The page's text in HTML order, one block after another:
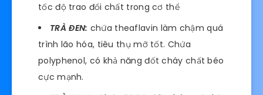
tốc độ trao đổi chất trong cơ thể
TRÀ ĐEN: chứa theaflavin làm chậm quá
trình lão hóa, tiêu thụ mỡ tốt. Chứa
polyphenol, có khả năng đốt cháy chất béo
cực mạnh.